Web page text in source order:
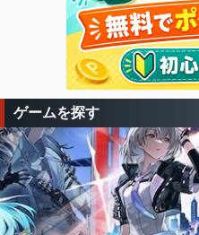
ゲームを探す